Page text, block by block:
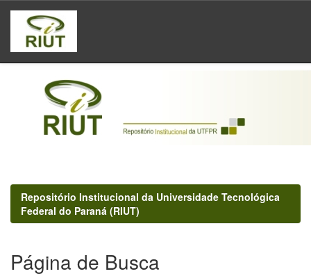
Skip
navigation
Repositório Institucional da Universidade Tecnológica
Federal do Paraná (RIUT)
Página de Busca